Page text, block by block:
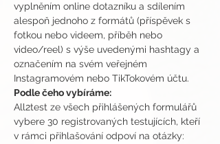
vyplněním online dotazníku a sdílením
alespoň jednoho z formátů (příspěvek s
fotkou nebo videem, příběh nebo
video/reel) s výše uvedenými hashtagy a
označením na svém veřejném
Instagramovém nebo TikTokovém účtu.
Podle čeho vybíráme:
All2test ze všech přihlášených formulářů
vybere 30 registrovaných testujících, kteří
v rámci přihlašování odpoví na otázky: